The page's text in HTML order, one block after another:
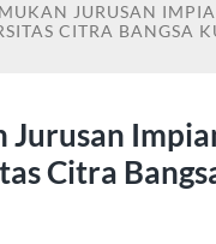
JURUSAN
CITRA BANGSA
Jurusan
Citra